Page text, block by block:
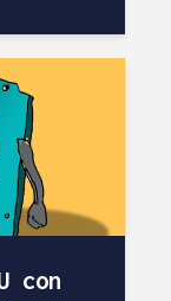
con